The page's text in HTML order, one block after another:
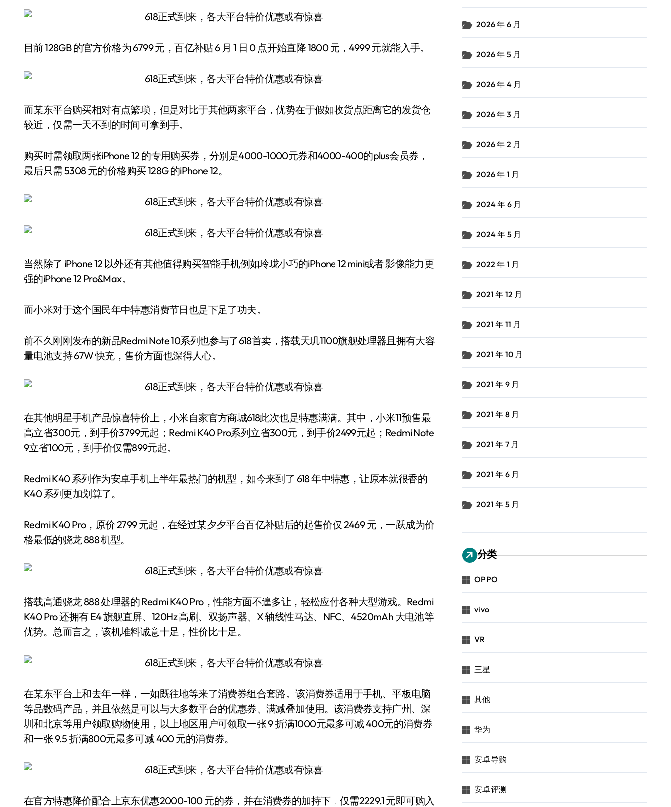
目前 128GB 的官方价格为 6799 元，百亿补贴 6 月 1 日 0 点开始直降 1800 元，4999 元就能入手。
而某东平台购买相对有点繁琐，但是对比于其他两家平台，优势在于假如收货点距离它的发货仓
较近，仅需一天不到的时间可拿到手。
购买时需领取两张iPhone 12 的专用购买券，分别是4000-1000元券和4000-400的plus会员券，
最后只需 5308 元的价格购买 128G 的iPhone 12。
当然除了 iPhone 12 以外还有其他值得购买智能手机例如玲珑小巧的iPhone 12 mini或者 影像能力更
强的iPhone 12 Pro&Max。
而小米对于这个国民年中特惠消费节日也是下足了功夫。
前不久刚刚发布的新品Redmi Note 10系列也参与了618首卖，搭载天玑1100旗舰处理器且拥有大容
量电池支持 67W 快充，售价方面也深得人心。
在其他明星手机产品惊喜特价上，小米自家官方商城618此次也是特惠满满。其中，小米11预售最
高立省300元，到手价3799元起；Redmi K40 Pro系列立省300元，到手价2499元起；Redmi Note
9立省100元，到手价仅需899元起。
Redmi K40 系列作为安卓手机上半年最热门的机型，如今来到了 618 年中特惠，让原本就很香的
K40 系列更加划算了。
Redmi K40 Pro，原价 2799 元起，在经过某夕夕平台百亿补贴后的起售价仅 2469 元，一跃成为价
格最低的骁龙 888 机型。
搭载高通骁龙 888 处理器的 Redmi K40 Pro，性能方面不遑多让，轻松应付各种大型游戏。Redmi
K40 Pro 还拥有 E4 旗舰直屏、120Hz 高刷、双扬声器、X 轴线性马达、NFC、4520mAh 大电池等
优势。总而言之，该机堆料诚意十足，性价比十足。
在某东平台上和去年一样，一如既往地等来了消费券组合套路。该消费券适用于手机、平板电脑
等品数码产品，并且依然是可以与大多数平台的优惠券、满减叠加使用。该消费券支持广州、深
圳和北京等用户领取购物使用，以上地区用户可领取一张 9 折满1000元最多可减 400元的消费券
和一张 9.5 折满800元最多可减 400 元的消费券。
在官方特惠降价配合上京东优惠2000-100 元的券，并在消费券的加持下，仅需2229.1 元即可购入
2026 年 6 月
2026 年 5 月
2026 年 4 月
2026 年 3 月
2026 年 2 月
2026 年 1 月
2024 年 6 月
2024 年 5 月
2022 年 1 月
2021 年 12 月
2021 年 11 月
2021 年 10 月
2021 年 9 月
2021 年 8 月
2021 年 7 月
2021 年 6 月
2021 年 5 月
分类
OPPO
vivo
VR
三星
其他
华为
安卓导购
安卓评测